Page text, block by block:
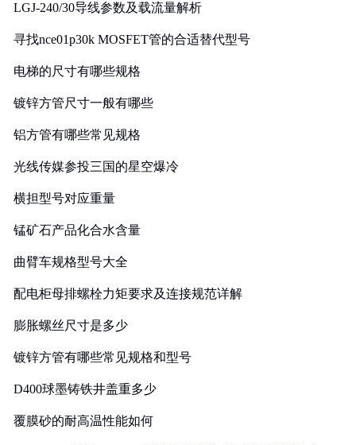
LGJ-240/30导线参数及载流量解析
寻找nce01p30k MOSFET管的合适替代型号
电梯的尺寸有哪些规格
镀锌方管尺寸一般有哪些
铝方管有哪些常见规格
光线传媒参投三国的星空爆冷
横担型号对应重量
锰矿石产品化合水含量
曲臂车规格型号大全
配电柜母排螺栓力矩要求及连接规范详解
膨胀螺丝尺寸是多少
镀锌方管有哪些常见规格和型号
D400球墨铸铁井盖重多少
覆膜砂的耐高温性能如何